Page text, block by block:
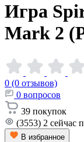
Игра
Mark 2
0 (0 отзывов)
0 вопросов
39 покупок
(3553) 2 сейчас
В избранное